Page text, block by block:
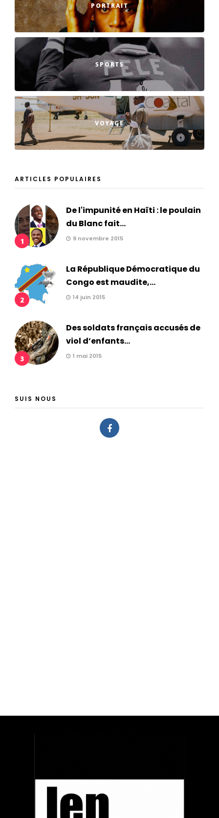
PORTRAIT
SPORTS
VOYAGE
ARTICLES POPULAIRES
1
De l'impunité en Haïti : le poulain
du Blanc fait...
9 novembre 2015
2
La République Démocratique du
Congo est maudite,...
14 juin 2015
3
Des soldats français accusés de
viol d’enfants...
1 mai 2015
SUIS NOUS